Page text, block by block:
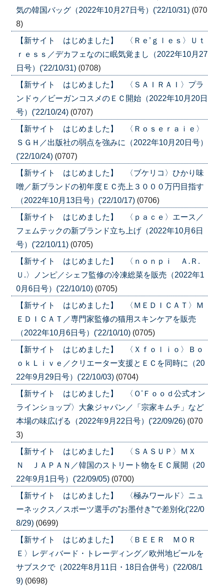
気の韓国バッグ（2022年10月27日号）('22/10/31) (070
8)
【新サイト はじめました】 〈Ｒｅ’ｇｌｅｓ〉Ｕｔ
ｒｅｓｓ／デカフェなのに眠気覚まし（2022年10月27
日号）('22/10/31) (0708)
【新サイト はじめました】 〈ＳＡＩＲＡＩ〉プラ
ンドゥ／ビーガンコスメのＥＣ開始（2022年10月20日
号）('22/10/24) (0707)
【新サイト はじめました】 〈Ｒｏｓｅｒａｉｅ〉
ＳＧＨ／出版社の弱点を強みに（2022年10月20日号）
('22/10/24) (0707)
【新サイト はじめました】 〈ブケリコ〉ひかり味
噌／新ブランドの初年度ＥＣ売上３０００万円目指す
（2022年10月13日号）('22/10/17) (0706)
【新サイト はじめました】 〈ｐａｃｅ〉エース／
フェムテックの新ブランド立ち上げ（2022年10月6日
号）('22/10/11) (0705)
【新サイト はじめました】 〈ｎｏｎｐｉ Ａ.Ｒ.
Ｕ.〉ノンピ／シェフ監修の冷凍総菜を販売（2022年1
0月6日号）('22/10/10) (0705)
【新サイト はじめました】 〈ＭＥＤＩＣＡＴ〉Ｍ
ＥＤＩＣＡＴ／専門家監修の猫用スキンケアを販売
（2022年10月6日号）('22/10/10) (0705)
【新サイト はじめました】 〈Ｘｆｏｌｉｏ〉Ｂｏ
ｏｋＬｉｖｅ／クリエーター支援とＥＣを同時に（20
22年9月29日号）('22/10/03) (0704)
【新サイト はじめました】 〈Ｏ'Ｆｏｏｄ公式オン
ラインショップ〉大象ジャパン／「宗家キムチ」など
本場の味広げる（2022年9月22日号）('22/09/26) (070
3)
【新サイト はじめました】 〈ＳＡＳＵＰ〉ＭＸ
Ｎ ＪＡＰＡＮ／韓国のストリート物をＥＣ展開（20
22年9月1日号）('22/09/05) (0700)
【新サイト はじめました】 〈極みワールド〉ニュ
ーネックス／スポーツ選手の”お墨付き”で差別化('22/0
8/29) (0699)
【新サイト はじめました】 〈ＢＥＥＲ ＭＯＲ
Ｅ〉レディバード・トレーディング／欧州地ビールを
サブスクで（2022年8月11日・18日合併号）('22/08/1
9) (0698)